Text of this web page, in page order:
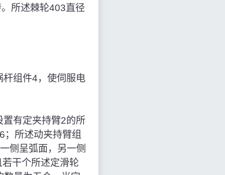
所述棘轮403直径
杆组件4，使伺服电
置有定夹持臂2的所
；所述动夹持臂组
侧呈弧面，另一侧
干个所述定滑轮